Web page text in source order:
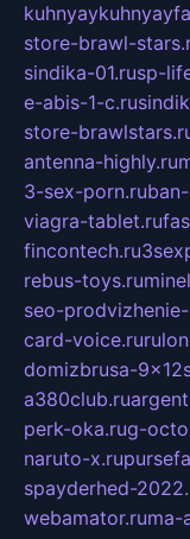
store-brawl-
sindika-01.rusp-
e-abis-1-c.ru
store-
antenna-highly.ru
3-sex-porn.ru
viagra-tablet.ru
fincontech.ru
rebus-toys.ru
seo-
card-voice.ru
domizbrusa-
a380club.ru
perk-oka.rug-
naruto-x.ru
spayderhed-
webamator.ruma-